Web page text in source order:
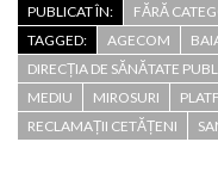
PUBLICAT ÎN:
FĂRĂ
TAGGED:
AGECOM
DIRECȚIA DE SĂNĂTATE
MEDIU
MIROSURI
RECLAMAȚII CETĂȚENI